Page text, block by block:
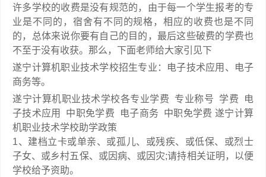
许多学校的收费是没有规范的，由于每一个学生报考的专
业是不同的，宿舍有不同的规格，相应的收费也是不同
的，总体来说你要有自己的目的，最后这些破费的学费也
不至于没有收获。那么，下面老师给大家引见下
遂宁计算机职业技术学校招生专业：电子技术应用、电子
商务等。
遂宁计算机职业技术学校各专业学费 专业称号 学费 电
子技术应用 中职免学费 电子商务 中职免学费 遂宁计算
机职业技术学校助学政策
1、建档立卡或单亲、或孤儿、或残疾、或低保、或烈士
子女、或乡村五保、或因病、或因灾;请持相关证明，以便
学校给予资助。